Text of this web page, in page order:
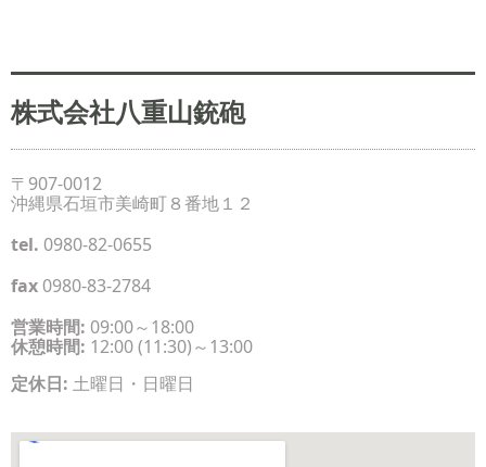
株式会社八重山銃砲
〒907-0012
沖縄県石垣市美崎町８番地１２
tel. 0980-82-0655
fax 0980-83-2784
営業時間: 09:00～18:00
休憩時間: 12:00 (11:30)～13:00
定休日: 土曜日・日曜日